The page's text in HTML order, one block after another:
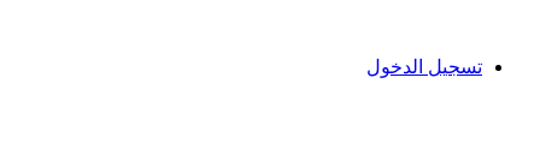
تسجيل الدخول